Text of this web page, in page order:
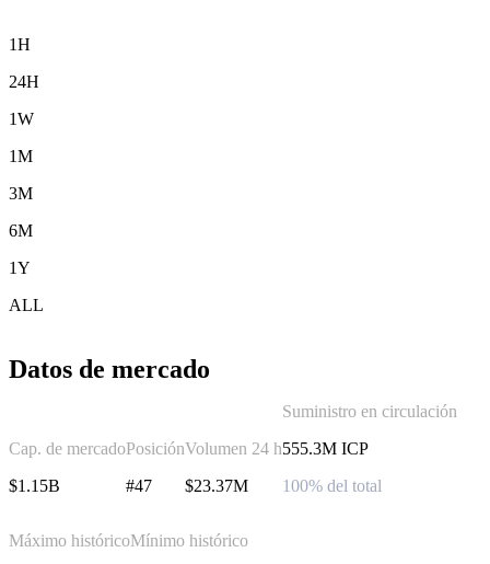
1H
24H
1W
1M
3M
6M
1Y
ALL
Datos de mercado
Cap. de mercado
$1.15B
Posición
#47
Volumen 24 h
$23.37M
Suministro en circulación
555.3M ICP
100% del total
Máximo históricoMínimo histórico